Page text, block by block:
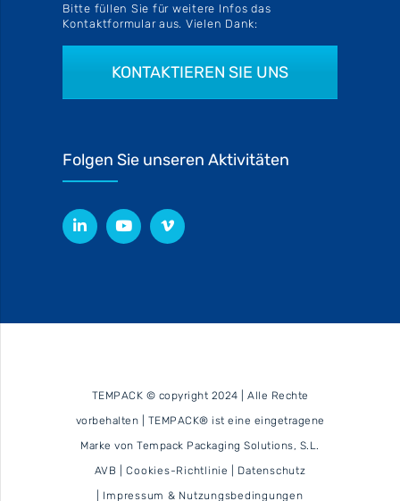
Bitte füllen Sie für weitere Infos das
Kontaktformular aus. Vielen Dank:
KONTAKTIEREN SIE UNS
Folgen Sie unseren Aktivitäten
TEMPACK © copyright 2024 | Alle Rechte
vorbehalten | TEMPACK® ist eine eingetragene
Marke von Tempack Packaging Solutions, S.L.
AVB
|Cookies-Richtlinie
Datenschutz
Impressum & Nutzungsbedingungen